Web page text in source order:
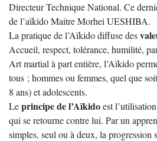
Directeur Technique National. Ce
de l’aïkido Maitre Morhei UESHIBA.
La pratique de l’Aïkido diffuse des
Accueil, respect, tolérance, humilité,
Art martial à part entière, l’Aïkido
tous ; hommes ou femmes, quel que
8 ans) et adolescents.
Leprincipe de l’Aïkidoest
qui se retourne contre lui. Par un
simples, seul ou à deux, la progression